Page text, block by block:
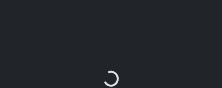
Loading...